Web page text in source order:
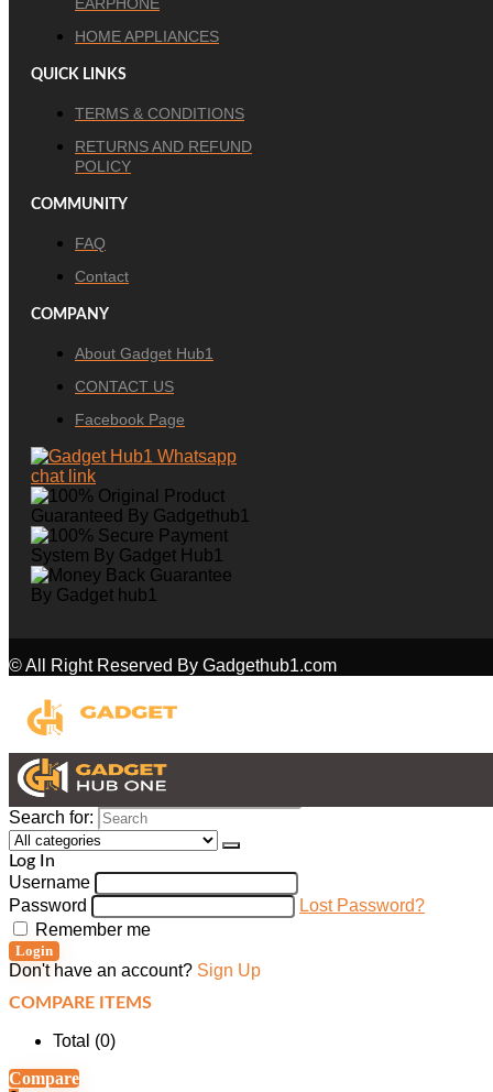
HOME APPLIANCES
QUICK LINKS
TERMS & CONDITIONS
RETURNS AND REFUND
POLICY
COMMUNITY
FAQ
Contact
COMPANY
About Gadget Hub1
CONTACT US
Facebook Page
© All Right Reserved By Gadgethub1.com
Search for:
Log In
Username
Password
Lost Password?
Remember me
Login
Don't have an account? Sign Up
COMPARE ITEMS
Total (0)
Compare